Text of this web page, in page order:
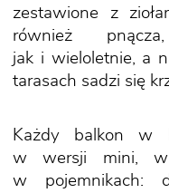
zestawione z
również
jak i wieloletnie, a
tarasach sadzi się
Każdy balkon w
w wersji mini, w
w pojemnikach: